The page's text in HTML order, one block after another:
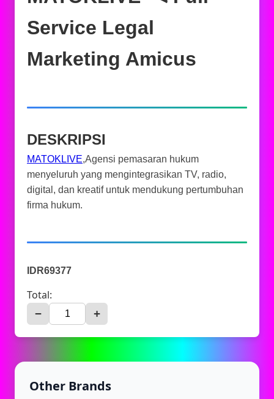
Service Legal
Marketing Amicus
DESKRIPSI
MATOKLIVE,Agensi pemasaran hukum
menyeluruh yang mengintegrasikan TV, radio,
digital, dan kreatif untuk mendukung pertumbuhan
firma hukum.
IDR69377
Total:
− +
Other Brands